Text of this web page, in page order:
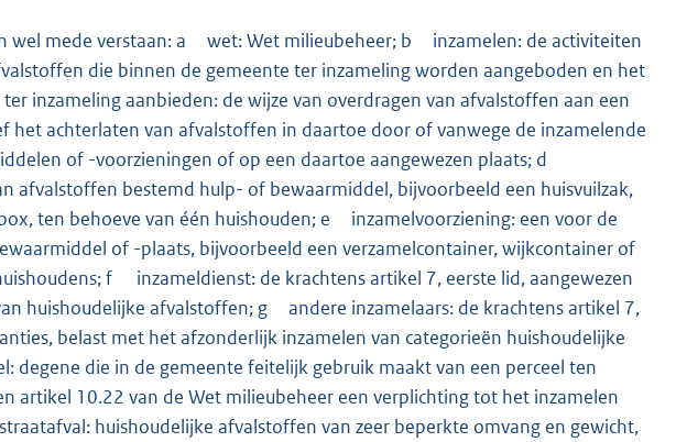
wel mede verstaan: a wet: Wet milieubeheer; b inzamelen: de activiteiten
die binnen de gemeente ter inzameling worden aangeboden en het
inzameling aanbieden: de wijze van overdragen van afvalstoffen aan een
het achterlaten van afvalstoffen in daartoe door of vanwege de inzamelende
of -voorzieningen of op een daartoe aangewezen plaats; d
afvalstoffen bestemd hulp- of bewaarmiddel, bijvoorbeeld een huisvuilzak,
ten behoeve van één huishouden; e inzamelvoorziening: een voor de
of -plaats, bijvoorbeeld een verzamelcontainer, wijkcontainer of
f inzameldienst: de krachtens artikel 7, eerste lid, aangewezen
huishoudelijke afvalstoffen; g andere inzamelaars: de krachtens artikel 7,
belast met het afzonderlijk inzamelen van categorieën huishoudelijke
die in de gemeente feitelijk gebruik maakt van een perceel ten
artikel 10.22 van de Wet milieubeheer een verplichting tot het inzamelen
huishoudelijke afvalstoffen van zeer beperkte omvang en gewicht,